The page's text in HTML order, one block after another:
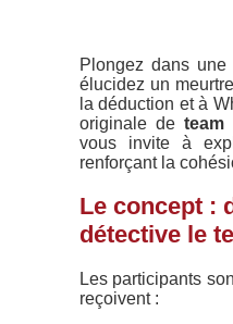
Plongez dans
élucidez un
la déduction et à
originale de team
vous invite à
renforçant la
Le concept :
détective le
Les participants
reçoivent :